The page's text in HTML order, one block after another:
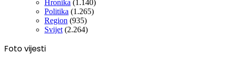
Hronika (1.140)
Politika (1.265)
Region (935)
Svijet (2.264)
Foto vijesti